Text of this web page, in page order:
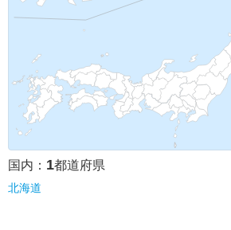
国内： 1都道府県
北海道